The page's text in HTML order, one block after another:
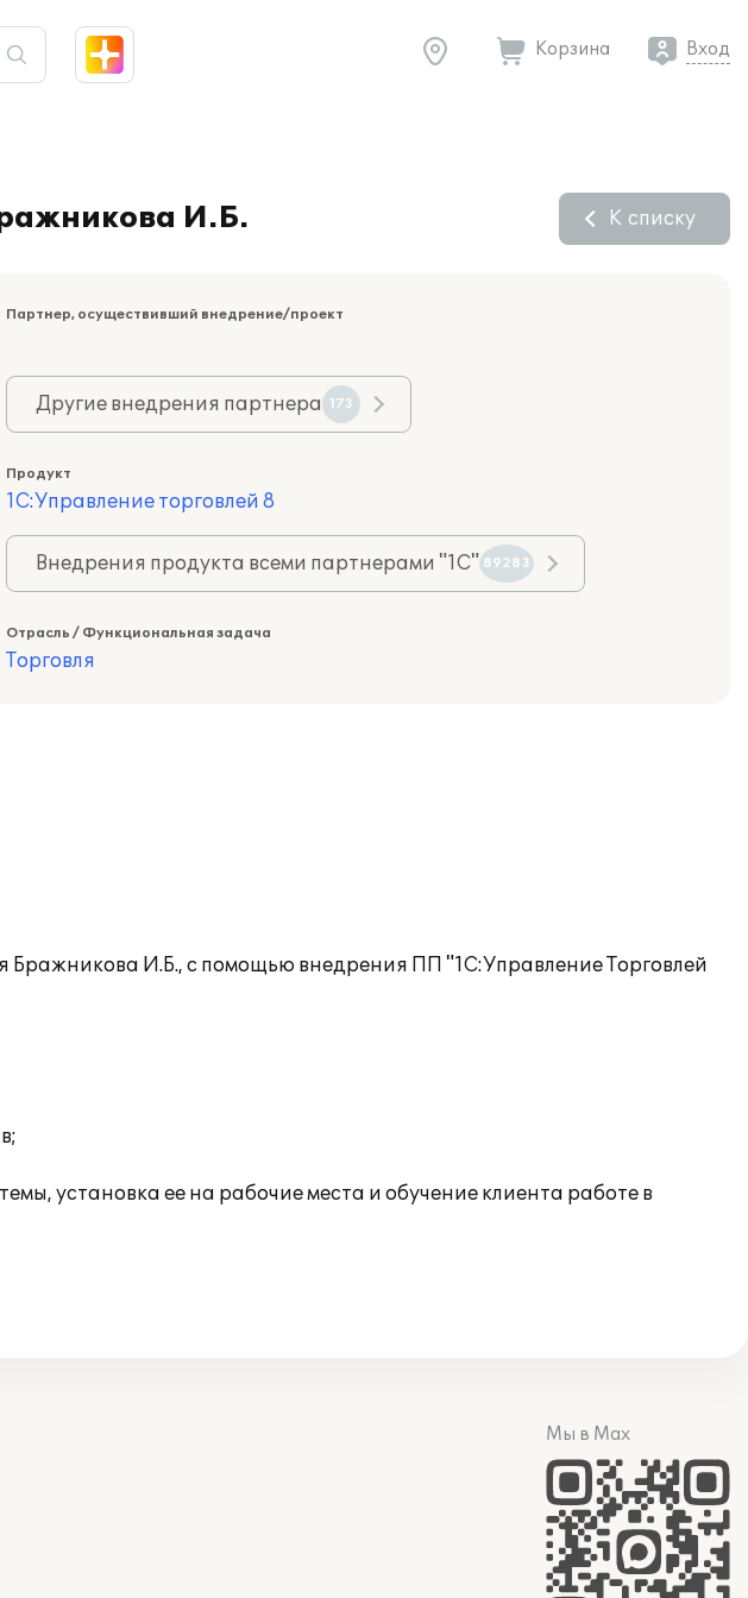
Корзина Вход
И.Б. К списку
Партнер, осуществивший внедрение/проект
Другие внедрения партнера 173
Продукт
1С:Управление торговлей 8
Внедрения продукта всеми партнерами "1С" 89283
Отрасль / Функциональная задача
Торговля
И.Б., с помощью внедрения ПП "1С:Управление Торговлей
установка ее на рабочие места и обучение клиента работе в
Мы в Max